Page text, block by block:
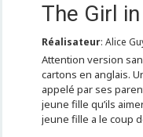
The Girl
Réalisateur: Alice
Attention version
cartons en anglais.
appelé par ses
jeune fille qu’ils
jeune fille a le coup